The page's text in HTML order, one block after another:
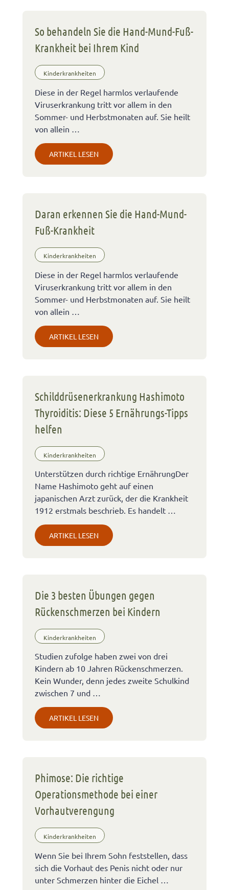
So behandeln Sie die Hand-Mund-Fuß-
Krankheit bei Ihrem Kind
Kinderkrankheiten
Diese in der Regel harmlos verlaufende
Viruserkrankung tritt vor allem in den
Sommer- und Herbstmonaten auf. Sie heilt
von allein …
ARTIKEL LESEN
Daran erkennen Sie die Hand-Mund-
Fuß-Krankheit
Kinderkrankheiten
Diese in der Regel harmlos verlaufende
Viruserkrankung tritt vor allem in den
Sommer- und Herbstmonaten auf. Sie heilt
von allein …
ARTIKEL LESEN
Schilddrüsenerkrankung Hashimoto
Thyroiditis: Diese 5 Ernährungs-Tipps
helfen
Kinderkrankheiten
Unterstützen durch richtige ErnährungDer
Name Hashimoto geht auf einen
japanischen Arzt zurück, der die Krankheit
1912 erstmals beschrieb. Es handelt …
ARTIKEL LESEN
Die 3 besten Übungen gegen
Rückenschmerzen bei Kindern
Kinderkrankheiten
Studien zufolge haben zwei von drei
Kindern ab 10 Jahren Rückenschmerzen.
Kein Wunder, denn jedes zweite Schulkind
zwischen 7 und …
ARTIKEL LESEN
Phimose: Die richtige
Operationsmethode bei einer
Vorhautverengung
Kinderkrankheiten
Wenn Sie bei Ihrem Sohn feststellen, dass
sich die Vorhaut des Penis nicht oder nur
unter Schmerzen hinter die Eichel …